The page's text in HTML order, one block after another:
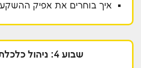
איך בוחרים את אפיק
שבוע 4: ניהול כלכלת הבית